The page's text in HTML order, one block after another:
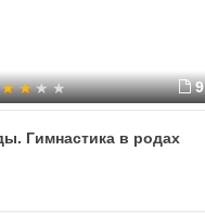
9
Гимнастика в родах